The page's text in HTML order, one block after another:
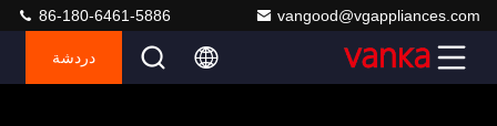
vangood@vgappliances.com
86-180-6461-5886
دردشة